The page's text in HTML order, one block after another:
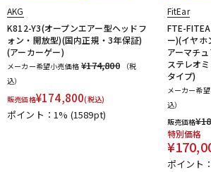
STAY
Steven Slate Audio
Sym・Proceed
T-Z
TAKACHI TAMA TANNOY TASCAM
TC helicon
Teenage Engineering
Thermionic Culture
Tonelux
T-REX
TRIAL Triprop TRITON AUDIO
United Studio
VELCRO(R)
AKG
K812-Y3(オープンエアー型ヘッドフ
ォン・開放型)(国内正規・3年保証)
(アーカーゲー)
メーカー希望小売価格 ¥174,800
（税
込）
販売価格¥174,800(税込)
ポイント：1% (1589pt)
FitEar
FTE-
ー)(イヤホ
アーマチ
ステレオ
タイプ)
メーカー希
込）
販売価格¥
特別価格
¥
ポイント